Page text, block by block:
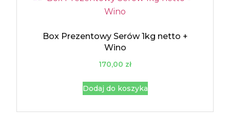
Box Prezentowy Serów 1kg netto +
Wino
170,00 zł
Dodaj do koszyka